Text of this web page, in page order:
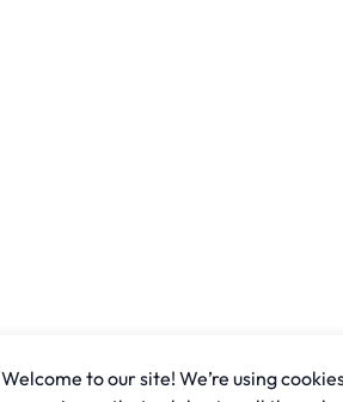
Welcome to our site! We’re using